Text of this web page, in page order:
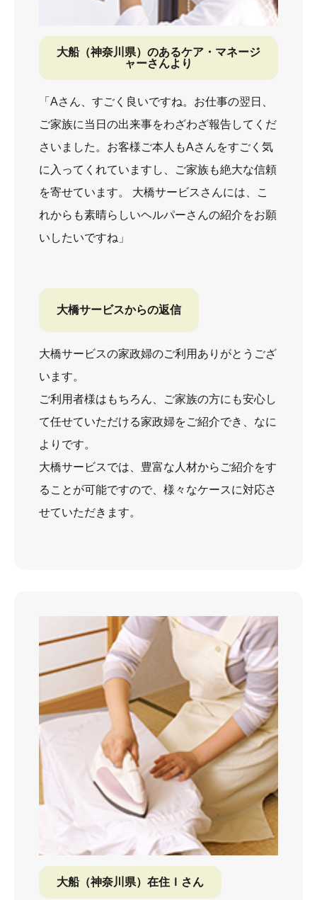
大船（神奈川県）のあるケア・マネージ
ャーさんより
「Aさん、すごく良いですね。お仕事の翌日、
ご家族に当日の出来事をわざわざ報告してくだ
さいました。お客様ご本人もAさんをすごく気
に入ってくれていますし、ご家族も絶大な信頼
を寄せています。 大橋サービスさんには、こ
れからも素晴らしいヘルパーさんの紹介をお願
いしたいですね」
大橋サービスからの返信
大橋サービスの家政婦のご利用ありがとうござ
います。
ご利用者様はもちろん、ご家族の方にも安心し
て任せていただける家政婦をご紹介でき、なに
よりです。
大橋サービスでは、豊富な人材からご紹介をす
ることが可能ですので、様々なケースに対応さ
せていただきます。
大船（神奈川県）在住Ｉさん